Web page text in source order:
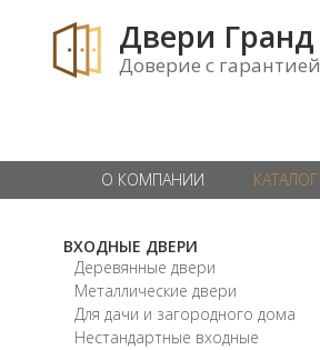
Двери Гранд
Доверие с гарантией
О КОМПАНИИ КАТАЛОГ
ВХОДНЫЕ ДВЕРИ
Деревянные двери
Металлические двери
Для дачи и загородного дома
Нестандартные входные